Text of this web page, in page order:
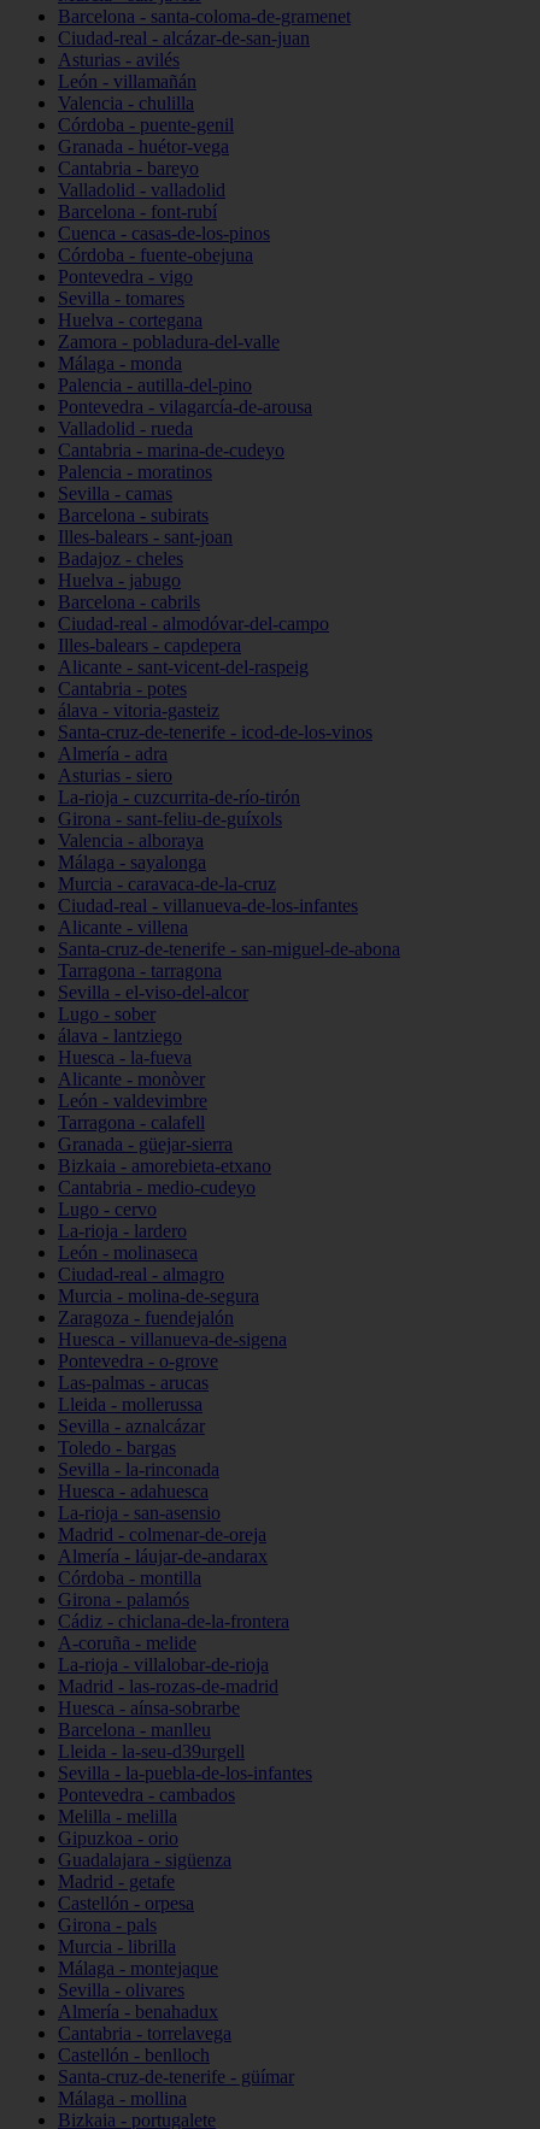
Barcelona - santa-coloma-de-gramenet
Ciudad-real - alcázar-de-san-juan
Asturias - avilés
León - villamañán
Valencia - chulilla
Córdoba - puente-genil
Granada - huétor-vega
Cantabria - bareyo
Valladolid - valladolid
Barcelona - font-rubí
Cuenca - casas-de-los-pinos
Córdoba - fuente-obejuna
Pontevedra - vigo
Sevilla - tomares
Huelva - cortegana
Zamora - pobladura-del-valle
Málaga - monda
Palencia - autilla-del-pino
Pontevedra - vilagarcía-de-arousa
Valladolid - rueda
Cantabria - marina-de-cudeyo
Palencia - moratinos
Sevilla - camas
Barcelona - subirats
Illes-balears - sant-joan
Badajoz - cheles
Huelva - jabugo
Barcelona - cabrils
Ciudad-real - almodóvar-del-campo
Illes-balears - capdepera
Alicante - sant-vicent-del-raspeig
Cantabria - potes
álava - vitoria-gasteiz
Santa-cruz-de-tenerife - icod-de-los-vinos
Almería - adra
Asturias - siero
La-rioja - cuzcurrita-de-río-tirón
Girona - sant-feliu-de-guíxols
Valencia - alboraya
Málaga - sayalonga
Murcia - caravaca-de-la-cruz
Ciudad-real - villanueva-de-los-infantes
Alicante - villena
Santa-cruz-de-tenerife - san-miguel-de-abona
Tarragona - tarragona
Sevilla - el-viso-del-alcor
Lugo - sober
álava - lantziego
Huesca - la-fueva
Alicante - monòver
León - valdevimbre
Tarragona - calafell
Granada - güejar-sierra
Bizkaia - amorebieta-etxano
Cantabria - medio-cudeyo
Lugo - cervo
La-rioja - lardero
León - molinaseca
Ciudad-real - almagro
Murcia - molina-de-segura
Zaragoza - fuendejalón
Huesca - villanueva-de-sigena
Pontevedra - o-grove
Las-palmas - arucas
Lleida - mollerussa
Sevilla - aznalcázar
Toledo - bargas
Sevilla - la-rinconada
Huesca - adahuesca
La-rioja - san-asensio
Madrid - colmenar-de-oreja
Almería - láujar-de-andarax
Córdoba - montilla
Girona - palamós
Cádiz - chiclana-de-la-frontera
A-coruña - melide
La-rioja - villalobar-de-rioja
Madrid - las-rozas-de-madrid
Huesca - aínsa-sobrarbe
Barcelona - manlleu
Lleida - la-seu-d39urgell
Sevilla - la-puebla-de-los-infantes
Pontevedra - cambados
Melilla - melilla
Gipuzkoa - orio
Guadalajara - sigüenza
Madrid - getafe
Castellón - orpesa
Girona - pals
Murcia - librilla
Málaga - montejaque
Sevilla - olivares
Almería - benahadux
Cantabria - torrelavega
Castellón - benlloch
Santa-cruz-de-tenerife - güímar
Málaga - mollina
Bizkaia - portugalete